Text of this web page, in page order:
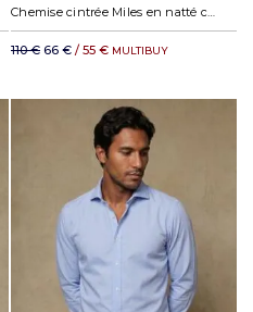
Chemise cintrée Miles en natté ciel
110 € 66 € / 55 € MULTIBUY